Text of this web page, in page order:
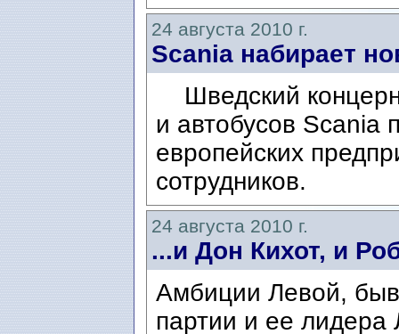
24 августа 2010 г.
Scania набирает
Шведский концерн
и автобусов Scania
европейских
сотрудников.
24 августа 2010 г.
...и Дон Кихот, и
Амбиции Левой,
партии и ее